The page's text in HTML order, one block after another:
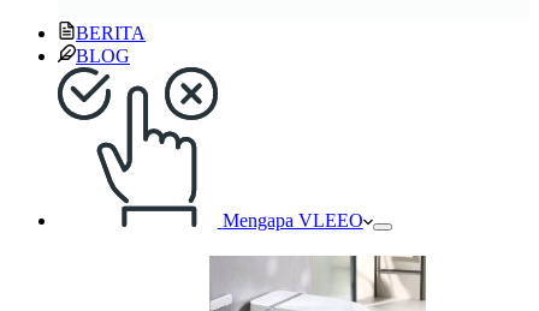
BERITA
BLOG
Mengapa VLEEO